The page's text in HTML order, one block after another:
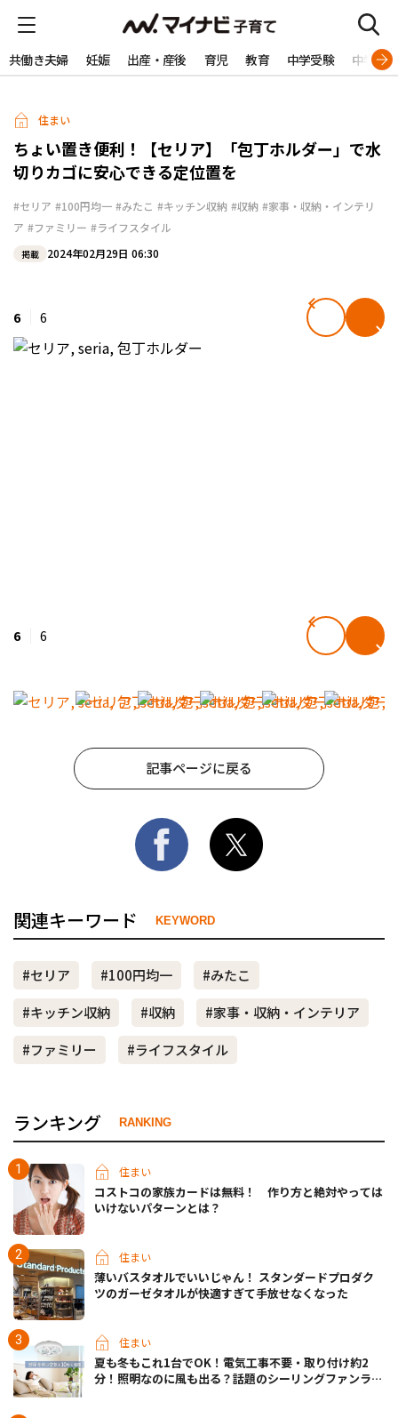
共働き夫婦 妊娠 出産・産後 育児 教育 中学受験 中学生
住まい
ちょい置き便利！【セリア】「包丁ホルダー」で水
切りカゴに安心できる定位置を
#セリア #100円均一 #みたこ #キッチン収納 #収納 #家事・収納・インテリ
ア #ファミリー #ライフスタイル
掲載 2024年02月29日 06:30
6 6
6 6
記事ページに戻る
関連キーワード KEYWORD
#セリア #100円均一
#みたこ
#キッチン収納
#収納
#家事・収納・インテリア
#ファミリー
#ライフスタイル
ランキング RANKING
住まい
コストコの家族カードは無料！ 作り方と絶対やっては
いけないパターンとは？
住まい
薄いバスタオルでいいじゃん！ スタンダードプロダク
ツのガーゼタオルが快適すぎて手放せなくなった
住まい
夏も冬もこれ1台でOK！電気工事不要・取り付け約2
分！照明なのに風も出る？話題のシーリングファンライ